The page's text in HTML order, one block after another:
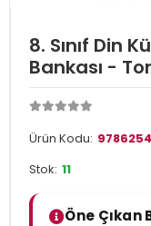
8. Sınıf Din
Bankası -
Ürün Kodu:
Stok: 11
Öne Çıkan